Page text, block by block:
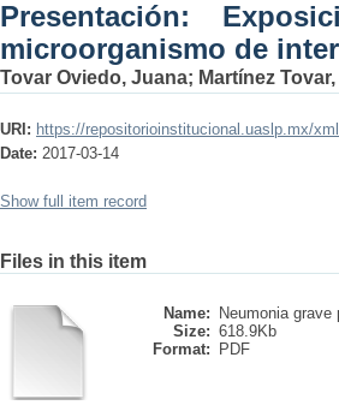
Presentación:
Streptococcus
Presentación:
microorganismo de
Tovar Oviedo, Juana; Martínez
URI: https://repositorioinstitucional.uaslp.mx/
Date: 2017-03-14
Show full item record
Files in this item
Name:
Neumonia grave
Size: 618.9Kb
Format:
PDF